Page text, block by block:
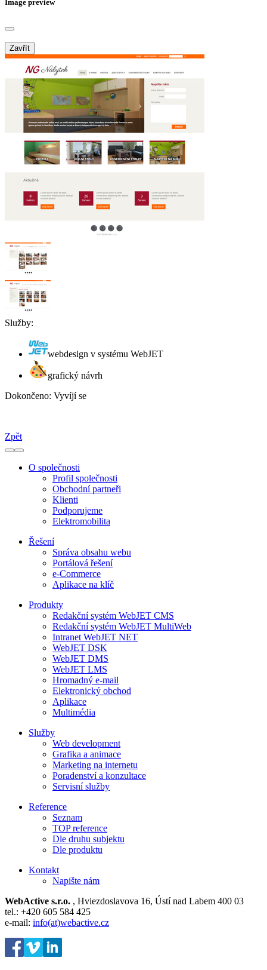
Image preview
Zavřít
Služby:
webdesign v systému WebJET
grafický návrh
Dokončeno: Vyvíjí se
Zpět
O společnosti
Profil společnosti
Obchodní partneři
Klienti
Podporujeme
Elektromobilita
Řešení
Správa obsahu webu
Portálová řešení
e-Commerce
Aplikace na klíč
Produkty
Redakční systém WebJET CMS
Redakční systém WebJET MultiWeb
Intranet WebJET NET
WebJET DSK
WebJET DMS
WebJET LMS
Hromadný e-mail
Elektronický obchod
Aplikace
Multimédia
Služby
Web development
Grafika a animace
Marketing na internetu
Poradenství a konzultace
Servisní služby
Reference
Seznam
TOP reference
Dle druhu subjektu
Dle produktu
Kontakt
Napište nám
WebActive s.r.o. , Hviezdoslavova 16, Ústí nad Labem 400 03
tel.: +420 605 584 425
e-mail: info(at)webactive.cz